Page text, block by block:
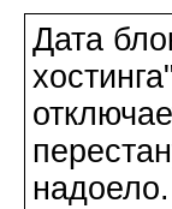
Дата
надоело.